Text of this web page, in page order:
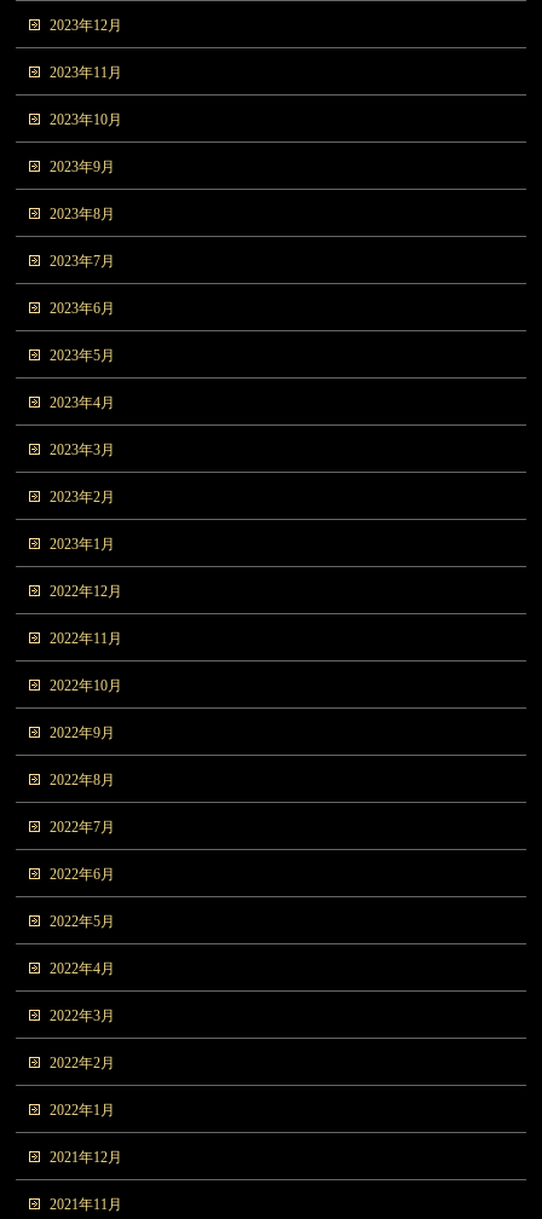
2023年12月
2023年11月
2023年10月
2023年9月
2023年8月
2023年7月
2023年6月
2023年5月
2023年4月
2023年3月
2023年2月
2023年1月
2022年12月
2022年11月
2022年10月
2022年9月
2022年8月
2022年7月
2022年6月
2022年5月
2022年4月
2022年3月
2022年2月
2022年1月
2021年12月
2021年11月